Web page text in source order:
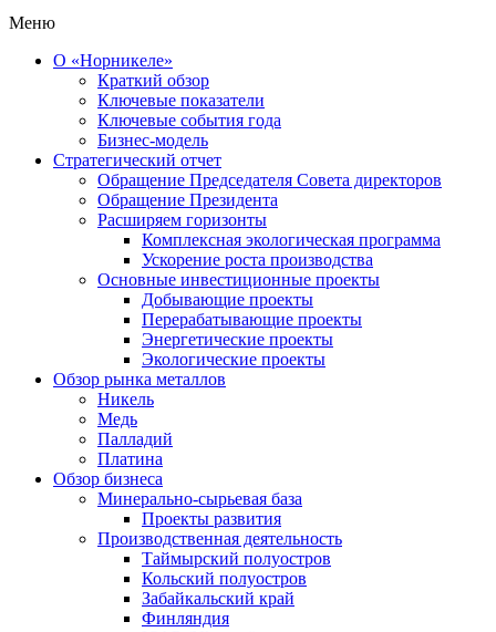
Меню
О «Норникеле»
Краткий обзор
Ключевые показатели
Ключевые события года
Бизнес-модель
Стратегический отчет
Обращение Председателя Совета директоров
Обращение Президента
Расширяем горизонты
Комплексная экологическая программа
Ускорение роста производства
Основные инвестиционные проекты
Добывающие проекты
Перерабатывающие проекты
Энергетические проекты
Экологические проекты
Обзор рынка металлов
Никель
Медь
Палладий
Платина
Обзор бизнеса
Минерально-сырьевая база
Проекты развития
Производственная деятельность
Таймырский полуостров
Кольский полуостров
Забайкальский край
Финляндия